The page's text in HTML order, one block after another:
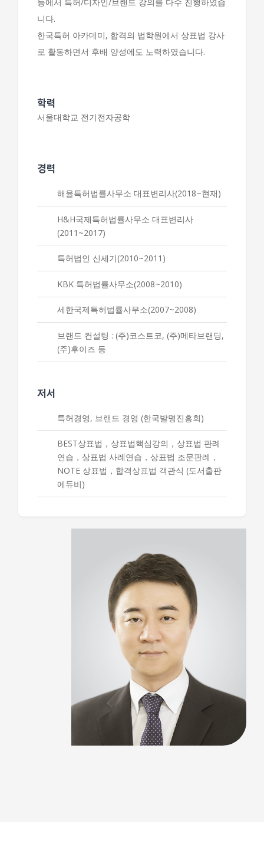
니다.
한국특허 아카데미, 합격의 법학원에서 상표법 강사
로 활동하면서 후배 양성에도 노력하였습니다.
학력
서울대학교 전기전자공학
경력
해율특허법률사무소 대표변리사(2018~현재)
H&H국제특허법률사무소 대표변리사
(2011~2017)
특허법인 신세기(2010~2011)
KBK 특허법률사무소(2008~2010)
세한국제특허법률사무소(2007~2008)
브랜드 컨설팅 : (주)코스트코, (주)메타브랜딩,
(주)후이즈 등
저서
특허경영, 브랜드 경영 (한국발명진흥회)
BEST상표법，상표법핵심강의，상표법 판례
연습，상표법 사례연습，상표법 조문판례，
NOTE 상표법，합격상표법 객관식 (도서출판
에듀비)